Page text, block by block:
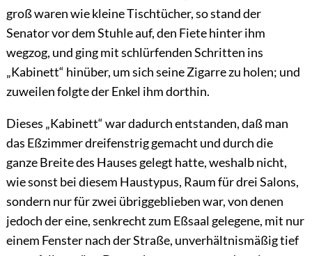
groß waren wie kleine Tischtücher, so stand der
Senator vor dem Stuhle auf, den Fiete hinter ihm
wegzog, und ging mit schlürfenden Schritten ins
„Kabinett“ hinüber, um sich seine Zigarre zu holen; und
zuweilen folgte der Enkel ihm dorthin.
Dieses „Kabinett“ war dadurch entstanden, daß man
das Eßzimmer dreifenstrig gemacht und durch die
ganze Breite des Hauses gelegt hatte, weshalb nicht,
wie sonst bei diesem Haustypus, Raum für drei Salons,
sondern nur für zwei übriggeblieben war, von denen
jedoch der eine, senkrecht zum Eßsaal gelegene, mit nur
einem Fenster nach der Straße, unverhältnismäßig tief